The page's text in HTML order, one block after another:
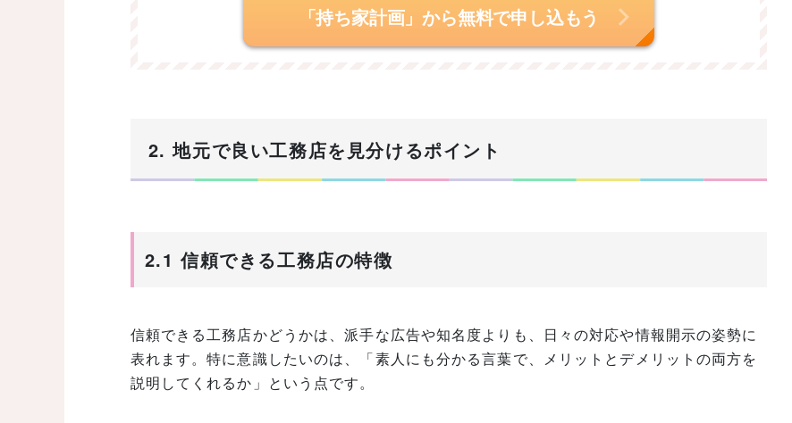
「持ち家計画」から無料で申し込もう
2. 地元で良い工務店を見分けるポイント
2.1 信頼できる工務店の特徴
信頼できる工務店かどうかは、派手な広告や知名度よりも、日々の対応や情報開示の姿勢に
表れます。特に意識したいのは、「素人にも分かる言葉で、メリットとデメリットの両方を
説明してくれるか」という点です。